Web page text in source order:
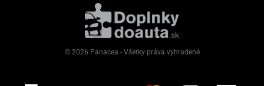
© 2026 Panacea - Všetky práva vyhradené